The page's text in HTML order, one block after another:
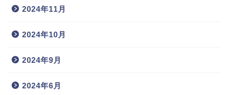
2024年11月
2024年10月
2024年9月
2024年6月